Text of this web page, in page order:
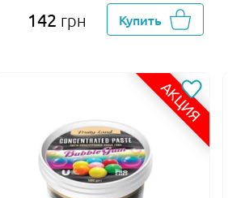
142 грн Купить
АКЦИЯ